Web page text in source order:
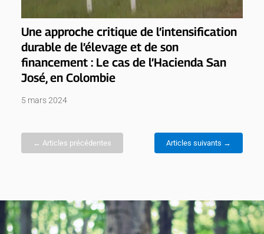
Une approche critique de l’intensification
durable de l’élevage et de son
financement : Le cas de l’Hacienda San
José, en Colombie
5 mars 2024
← Articles précédentes Articles suivants →